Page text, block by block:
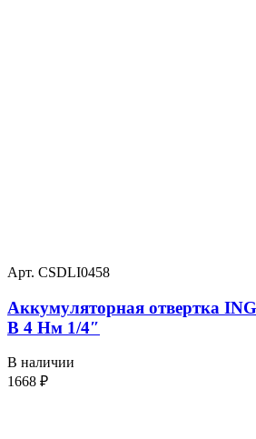
Арт. CSDLI0458
Аккумуляторная отвертка
В 4 Нм 1/4″
В наличии
1668 ₽